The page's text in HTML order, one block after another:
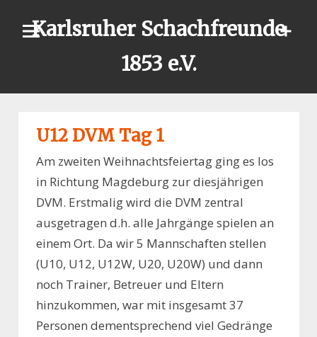
Karlsruher Schachfreunde
1853 e.V.
U12 DVM Tag 1
Am zweiten Weihnachtsfeiertag ging es los
in Richtung Magdeburg zur diesjährigen
DVM. Erstmalig wird die DVM zentral
ausgetragen d.h. alle Jahrgänge spielen an
einem Ort. Da wir 5 Mannschaften stellen
(U10, U12, U12W, U20, U20W) und dann
noch Trainer, Betreuer und Eltern
hinzukommen, war mit insgesamt 37
Personen dementsprechend viel Gedränge